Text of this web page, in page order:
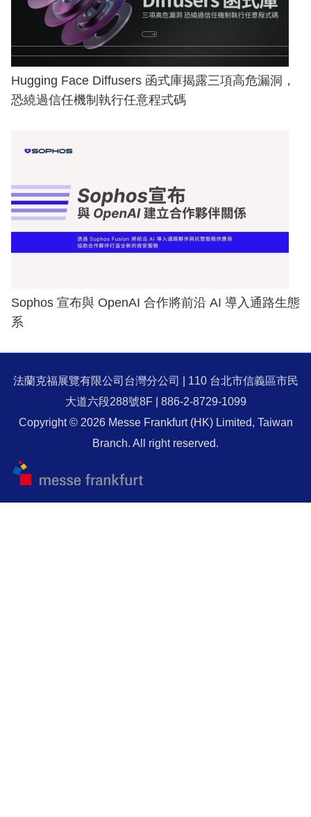
Hugging Face Diffusers 函式庫揭露三項高危漏洞，
恐繞過信任機制執行任意程式碼
Sophos 宣布與 OpenAI 合作將前沿 AI 導入通路生態
系
法蘭克福展覽有限公司台灣分公司 | 110 台北市信義區市民
大道六段288號8F | 886-2-8729-1099
Copyright © 2026 Messe Frankfurt (HK) Limited, Taiwan
Branch. All right reserved.